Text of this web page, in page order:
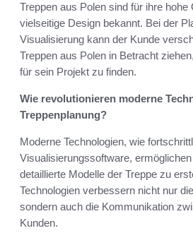
Treppen aus Polen sind für ihre hohe
vielseitige Design bekannt. Bei der
Visualisierung kann der Kunde
Treppen aus Polen in Betracht
für sein Projekt zu finden.
Wie revolutionieren moderne
Treppenplanung?
Moderne Technologien, wie
Visualisierungssoftware,
detaillierte Modelle der Treppe zu
Technologien verbessern nicht nur
sondern auch die Kommunikation
Kunden.